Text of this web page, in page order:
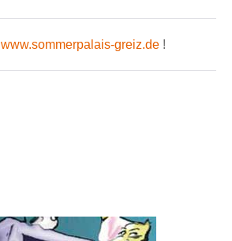
www.sommerpalais-greiz.de !